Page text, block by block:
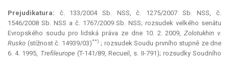
Prejudikatura: č. 133/2004 Sb. NSS, č. 1275/2007 Sb. NSS, č.
1546/2008 Sb. NSS a č. 1767/2009 Sb. NSS; rozsudek velkého senátu
Evropského soudu pro lidská práva ze dne 10. 2. 2009,Zolotukhin v.
Rusko (stížnost č. 14939/03)**) ; rozsudek Soudu prvního stupně ze dne
6. 4. 1995, Trefileurope(T-141/89, Recueil, s. II-791); rozsudky Soudního